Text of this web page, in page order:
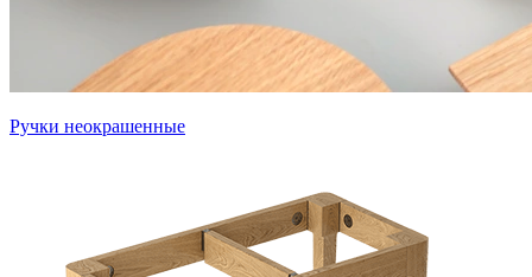
Ручки неокрашенные